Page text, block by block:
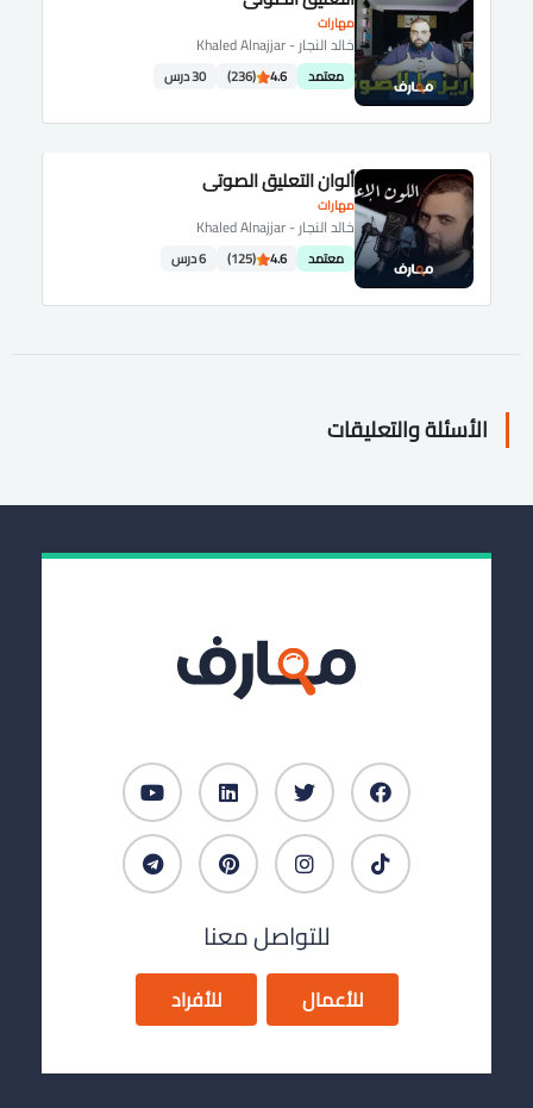
مهارات
خالد النجار - Khaled Alnajjar
معتمد 4.6
(236) 30 درس
مهارات
ألوان التعليق الصوتي
خالد النجار - Khaled Alnajjar
معتمد 4.6
(125) 6 درس
الأسئلة والتعليقات
للتواصل معنا
للأعمال للأفراد